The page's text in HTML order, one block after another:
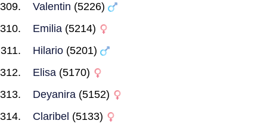
Valentin (5226)
Emilia (5214)
Hilario (5201)
Elisa (5170)
Deyanira (5152)
Claribel (5133)